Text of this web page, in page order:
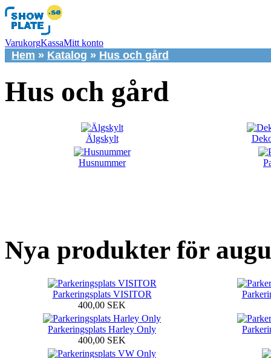
VarukorgKassaMitt konto
Hem » Katalog » Hus och gård
Hus och gård
Älgskylt
Husnummer
Nya produkter för
Parkeringsplats VISITOR
400,00 SEK
Parkeringsplats Harley Only
400,00 SEK